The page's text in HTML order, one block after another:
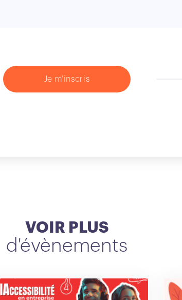
Je m'inscris
VOIR PLUS
d'évènements